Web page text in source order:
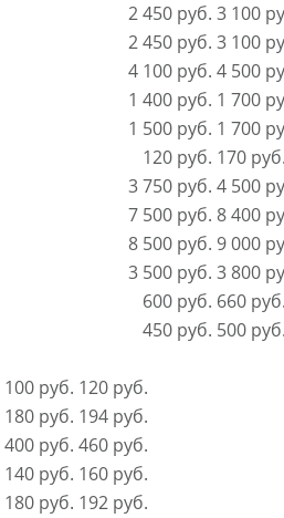
2 450 руб. 3 100
2 450 руб. 3 100
4 100 руб. 4 500
1 400 руб. 1 700
1 500 руб. 1 700
120 руб. 170 руб.
3 750 руб. 4 500
7 500 руб. 8 400
8 500 руб. 9 000
3 500 руб. 3 800
600 руб. 660 руб.
450 руб. 500 руб.
100 руб. 120 руб.
180 руб. 194 руб.
400 руб. 460 руб.
140 руб. 160 руб.
180 руб. 192 руб.